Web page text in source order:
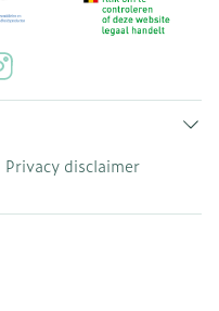
Privacy disclaimer